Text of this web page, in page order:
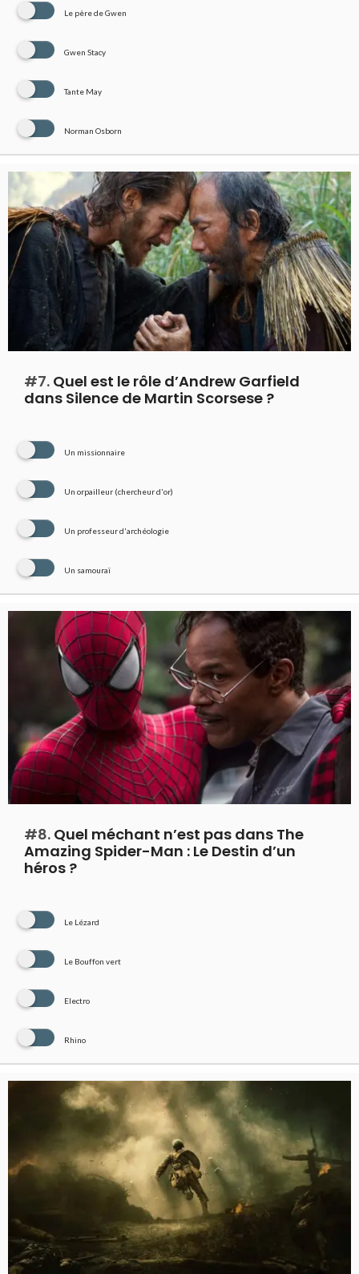
Le père de Gwen
Gwen Stacy
Tante May
Norman Osborn
#7. Quel est le rôle d’Andrew Garfield
dans Silence de Martin Scorsese ?
Un missionnaire
Un orpailleur (chercheur d'or)
Un professeur d'archéologie
Un samouraï
#8. Quel méchant n’est pas dans The
Amazing Spider-Man : Le Destin d’un
héros ?
Le Lézard
Le Bouffon vert
Electro
Rhino